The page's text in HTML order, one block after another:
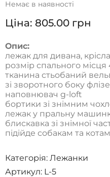
Немає в наявності
Ціна: 805.00 грн
Опис:
лежак для дивана,
розмір спального місця
тканина стьобаний
зі зворотного боку
наповнювач g-loft
бортики зі знімним
лежак у пральну
блискавка зі знімної
підійде собакам та котам
Категорія: Лежанки
Артикул: L-5